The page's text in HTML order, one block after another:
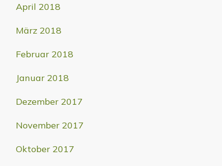
April 2018
März 2018
Februar 2018
Januar 2018
Dezember 2017
November 2017
Oktober 2017